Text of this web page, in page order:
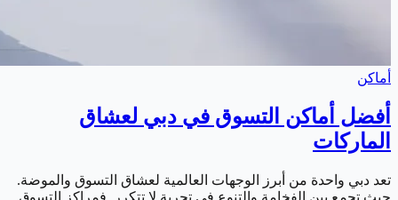
أماكن
أفضل أماكن التسوق في دبي لعشاق
الماركات
تعد دبي واحدة من أبرز الوجهات العالمية لعشاق التسوق والموضة.